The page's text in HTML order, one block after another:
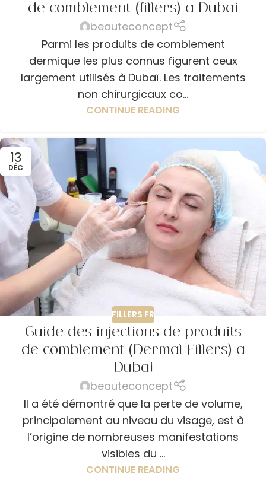
de comblement (fillers) à Dubaï
beauteconcept
Parmi les produits de comblement
dermique les plus connus figurent ceux
largement utilisés à Dubaï. Les traitements
non chirurgicaux co...
CONTINUE READING
13
DÉC
FILLERS FR
Guide des injections de produits
de comblement (Dermal Fillers) à
Dubaï
beauteconcept
Il a été démontré que la perte de volume,
principalement au niveau du visage, est à
l’origine de nombreuses manifestations
visibles du ...
CONTINUE READING